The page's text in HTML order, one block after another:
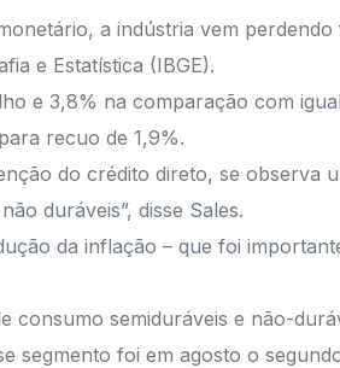
a indústria vem
e Estatística (IBGE).
e 3,8% na comparação com
recuo de 1,9%.
do crédito direto, se observa
duráveis”, disse Sales.
da inflação – que foi
consumo semiduráveis e não-
segmento foi em agosto o